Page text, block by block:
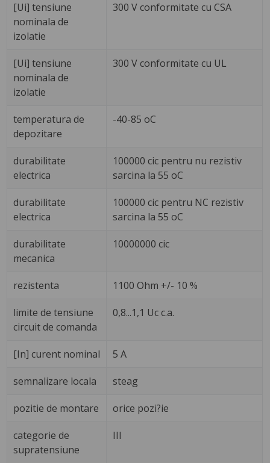
[Ui] tensiune
nominala de
izolatie
300 V conformitate cu CSA
[Ui] tensiune
nominala de
izolatie
300 V conformitate cu UL
temperatura de
depozitare
-40-85 oC
durabilitate
electrica
100000 cic pentru nu rezistiv
sarcina la 55 oC
durabilitate
electrica
100000 cic pentru NC rezistiv
sarcina la 55 oC
durabilitate
mecanica
10000000 cic
rezistenta 1100 Ohm +/- 10 %
limite de tensiune
circuit de comanda
0,8...1,1 Uc c.a.
[In] curent nominal 5 A
semnalizare locala steag
pozitie de montare orice pozi?ie
categorie de
supratensiune
III